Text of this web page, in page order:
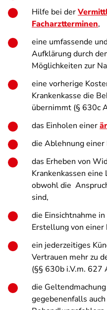
Hilfe bei der
Facharztterminen,
eine umfassende
Aufklärung durch
Möglichkeiten zur
eine vorherige
Krankenkasse die
übernimmt (§ 630c
das Einholen einer
die Ablehnung einer
das Erheben von
Krankenkassen
obwohl die
sind,
die Einsichtnahme
Erstellung von
ein jederzeitiges
Vertrauen mehr zu
(§§ 630b i.V.m. 627
die
gegebenenfalls